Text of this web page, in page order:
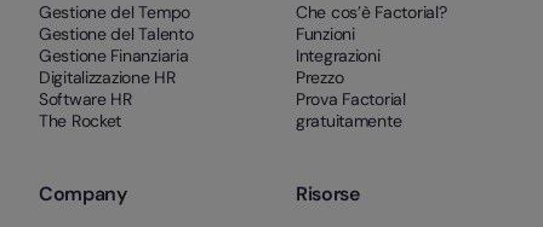
Gestione del Tempo
Gestione del Talento
Gestione Finanziaria
Digitalizzazione HR
Software HR
The Rocket
Che cos’è Factorial?
Funzioni
Integrazioni
Prezzo
Prova Factorial
gratuitamente
Company Risorse